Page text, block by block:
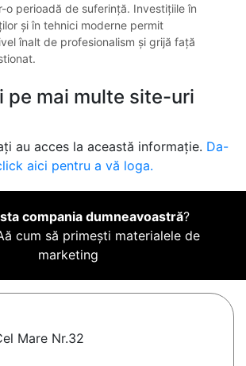
o perioadă de suferință. Investițiile în
și în tehnici moderne permit
înalt de profesionalism și grijă față
pe mai multe site-uri
au acces la această informație. Da-
aici pentru a vă loga.
compania dumneavoastră?
cum să primești materialele de
marketing
Mare Nr.32